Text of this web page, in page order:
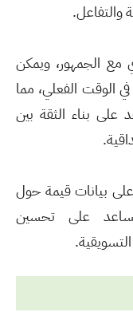
والتفاعل.
مع الجمهور، ويمكن
الوقت الفعلي، مما
على بناء الثقة بين
بيانات قيمة حول
على تحسين